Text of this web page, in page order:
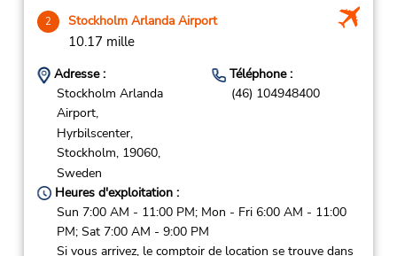
2 Stockholm Arlanda Airport
10.17 mille
Adresse :
Stockholm Arlanda
Airport,
Hyrbilscenter,
Stockholm, 19060,
Sweden
Téléphone :
(46) 104948400
Heures d'exploitation :
Sun 7:00 AM - 11:00 PM; Mon - Fri 6:00 AM - 11:00
PM; Sat 7:00 AM - 9:00 PM
Si vous arrivez, le comptoir de location se trouve dans